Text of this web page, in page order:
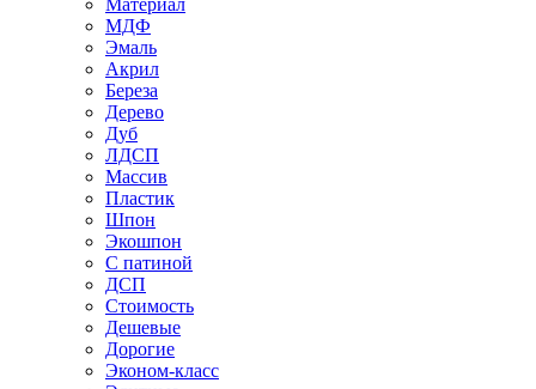
Материал
МДФ
Эмаль
Акрил
Береза
Дерево
Дуб
ЛДСП
Массив
Пластик
Шпон
Экошпон
С патиной
ДСП
Стоимость
Дешевые
Дорогие
Эконом-класс